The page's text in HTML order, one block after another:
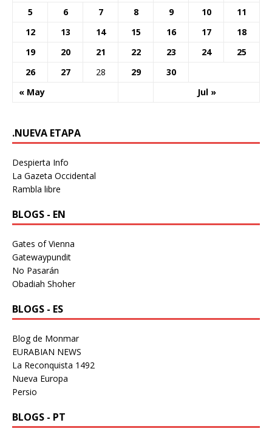
« May Jul »
5
6 7 8 9 10
11
12
13 14 15 16 17
18
19
20 21 22 23 24
25
26
27 28 29 30
.NUEVA ETAPA
Despierta Info
La Gazeta Occidental
Rambla libre
BLOGS - EN
Gates of Vienna
Gatewaypundit
No Pasarán
Obadiah Shoher
BLOGS - ES
Blog de Monmar
EURABIAN NEWS
La Reconquista 1492
Nueva Europa
Persio
BLOGS - PT